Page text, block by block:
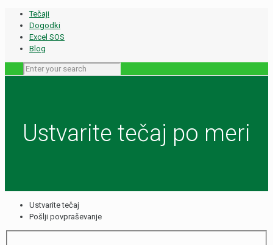
Tečaji
Dogodki
Excel SOS
Blog
Ustvarite tečaj po meri
Ustvarite tečaj
Pošlji povpraševanje